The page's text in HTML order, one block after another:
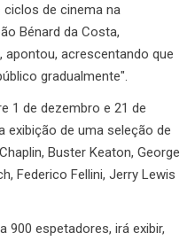
ciclos de cinema na
Bénard da Costa,
acrescentando que
gradualmente".
1 de dezembro e 21 de
exibição de uma seleção de
Buster Keaton, George
Federico Fellini, Jerry Lewis
900 espetadores, irá exibir,